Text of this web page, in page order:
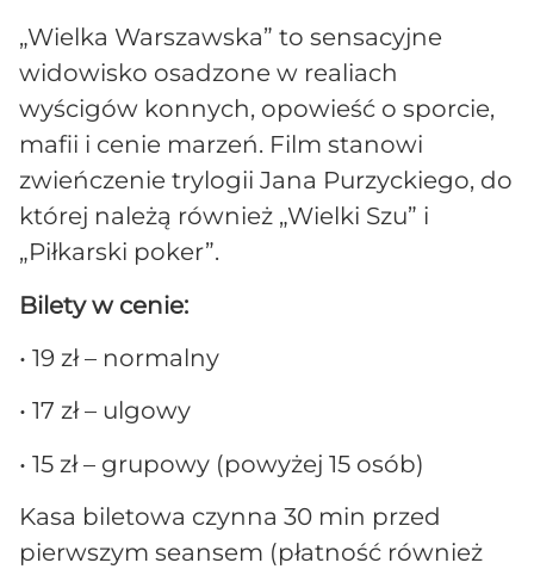
„Wielka Warszawska” to sensacyjne
widowisko osadzone w realiach
wyścigów konnych, opowieść o sporcie,
mafii i cenie marzeń. Film stanowi
zwieńczenie trylogii Jana Purzyckiego, do
której należą również „Wielki Szu” i
„Piłkarski poker”.
Bilety w cenie:
• 19 zł – normalny
• 17 zł – ulgowy
• 15 zł – grupowy (powyżej 15 osób)
Kasa biletowa czynna 30 min przed
pierwszym seansem (płatność również